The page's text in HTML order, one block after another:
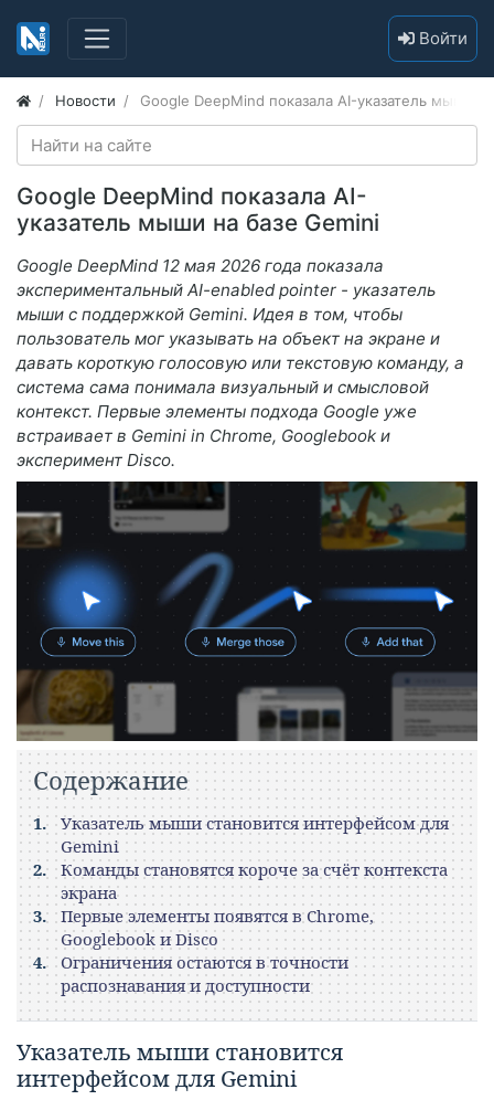
Войти
Новости Google DeepMind показала AI-указатель мыши
Google DeepMind показала AI-
указатель мыши на базе Gemini
Google DeepMind 12 мая 2026 года показала
экспериментальный AI-enabled pointer - указатель
мыши с поддержкой Gemini. Идея в том, чтобы
пользователь мог указывать на объект на экране и
давать короткую голосовую или текстовую команду, а
система сама понимала визуальный и смысловой
контекст. Первые элементы подхода Google уже
встраивает в Gemini in Chrome, Googlebook и
эксперимент Disco.
Содержание
Указатель мыши становится интерфейсом для
Gemini
Команды становятся короче за счёт контекста
экрана
Первые элементы появятся в Chrome,
Googlebook и Disco
Ограничения остаются в точности
распознавания и доступности
Указатель мыши становится
интерфейсом для Gemini